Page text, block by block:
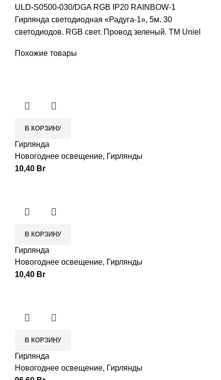
ULD-S0500-030/DGA RGB IP20 RAINBOW-1
Гирлянда светодиодная «Радуга-1», 5м. 30
светодиодов. RGB свет. Провод зеленый. ТМ Uniel
Похожие товары
В КОРЗИНУ
Гирлянда
Новогоднее освещение, Гирлянды
10,40 Br
В КОРЗИНУ
Гирлянда
Новогоднее освещение, Гирлянды
10,40 Br
В КОРЗИНУ
Гирлянда
Новогоднее освещение, Гирлянды